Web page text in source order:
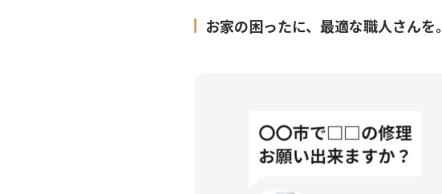
お家の困ったに、最適な職人さんを。